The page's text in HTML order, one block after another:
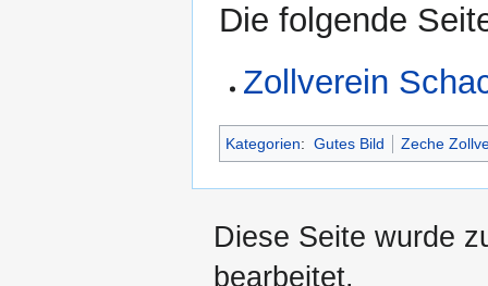
Die folgende
Zollverein
Kategorien: Gutes Bild Zeche
Diese Seite wurde
bearbeitet.